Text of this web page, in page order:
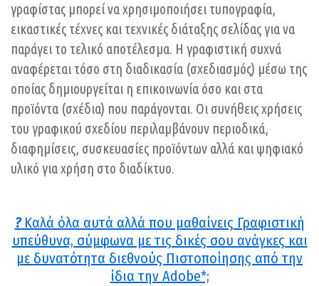
γραφίστας μπορεί να χρησιμοποιήσει τυπογραφία,
εικαστικές τέχνες και τεχνικές διάταξης σελίδας για να
παράγει το τελικό αποτέλεσμα. Η γραφιστική συχνά
αναφέρεται τόσο στη διαδικασία (σχεδιασμός) μέσω της
οποίας δημιουργείται η επικοινωνία όσο και στα
προϊόντα (σχέδια) που παράγονται. Οι συνήθεις χρήσεις
του γραφικού σχεδίου περιλαμβάνουν περιοδικά,
διαφημίσεις, συσκευασίες προϊόντων αλλά και ψηφιακό
υλικό για χρήση στο διαδίκτυο.
?Καλά όλα αυτά αλλά που μαθαίνεις Γραφιστική
υπεύθυνα, σύμφωνα με τις δικές σου ανάγκες και
με δυνατότητα διεθνούς Πιστοποίησης από την
ίδια την Adobe*;